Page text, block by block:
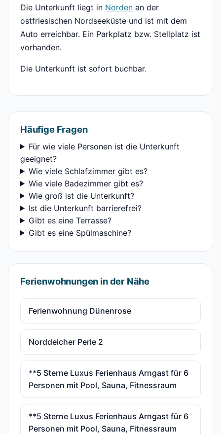
Die Unterkunft liegt in Norden an der
ostfriesischen Nordseeküste und ist mit dem
Auto erreichbar. Ein Parkplatz bzw. Stellplatz ist
vorhanden.
Die Unterkunft ist sofort buchbar.
Häufige Fragen
Für wie viele Personen ist die Unterkunft
geeignet?
Wie viele Schlafzimmer gibt es?
Wie viele Badezimmer gibt es?
Wie groß ist die Unterkunft?
Ist die Unterkunft barrierefrei?
Gibt es eine Terrasse?
Gibt es eine Spülmaschine?
Ferienwohnungen in der Nähe
Ferienwohnung Dünenrose
Norddeicher Perle 2
**5 Sterne Luxus Ferienhaus Arngast für 6
Personen mit Pool, Sauna, Fitnessraum
**5 Sterne Luxus Ferienhaus Arngast für 6
Personen mit Pool, Sauna, Fitnessraum